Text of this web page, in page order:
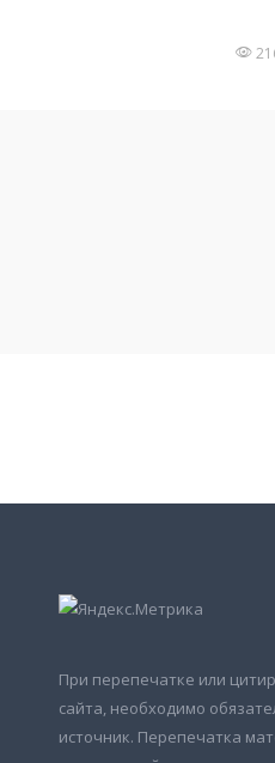
При перепечатке или
сайта, необходимо
источник. Перепечатка